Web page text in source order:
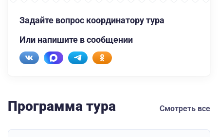
Задайте вопрос координатору тура
Или напишите в сообщении
Программа тура Смотреть все